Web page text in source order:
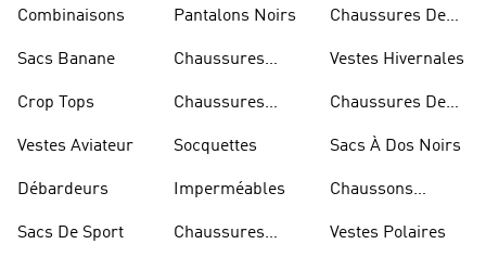
Combinaisons
Sacs Banane
Crop Tops
Vestes Aviateur
Débardeurs
Sacs De Sport
Pantalons Noirs
Chaussures
Chaussures
Socquettes
Imperméables
Chaussures
Chaussures De
Vestes Hivernales
Chaussures De
Sacs À Dos Noirs
Chaussons
Vestes Polaires